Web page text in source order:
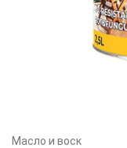
Масло и воск